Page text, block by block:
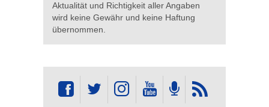
Aktualität und Richtigkeit aller Angaben
wird keine Gewähr und keine Haftung
übernommen.